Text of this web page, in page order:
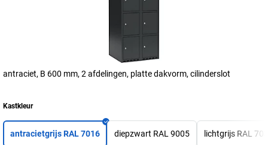
antraciet, B 600 mm, 2 afdelingen, platte dakvorm, cilinderslot
Kastkleur
antracietgrijs RAL 7016 diepzwart RAL 9005 lichtgrijs RAL